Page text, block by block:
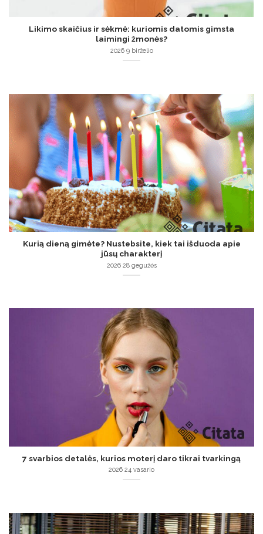
Likimo skaičius ir sėkmė: kuriomis datomis gimsta
laimingi žmonės?
2026 9 birželio
Kurią dieną gimėte? Nustebsite, kiek tai išduoda apie
jūsų charakterį
2026 28 gegužės
7 svarbios detalės, kurios moterį daro tikrai tvarkingą
2026 24 vasario